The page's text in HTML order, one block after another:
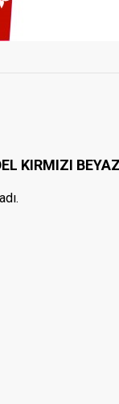
KIRMIZI BEYAZ